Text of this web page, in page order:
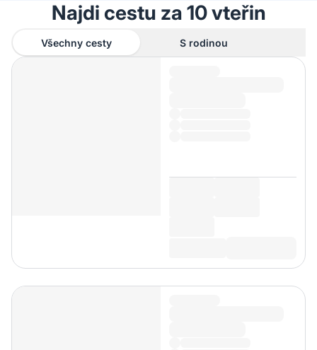
Najdi cestu za 10 vteřin
Všechny cesty S rodinou